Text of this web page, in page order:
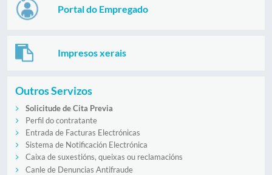
Portal do Empregado
Impresos xerais
Outros Servizos
Solicitude de Cita Previa
Perfil do contratante
Entrada de Facturas Electrónicas
Sistema de Notificación Electrónica
Caixa de suxestións, queixas ou reclamacións
Canle de Denuncias Antifraude